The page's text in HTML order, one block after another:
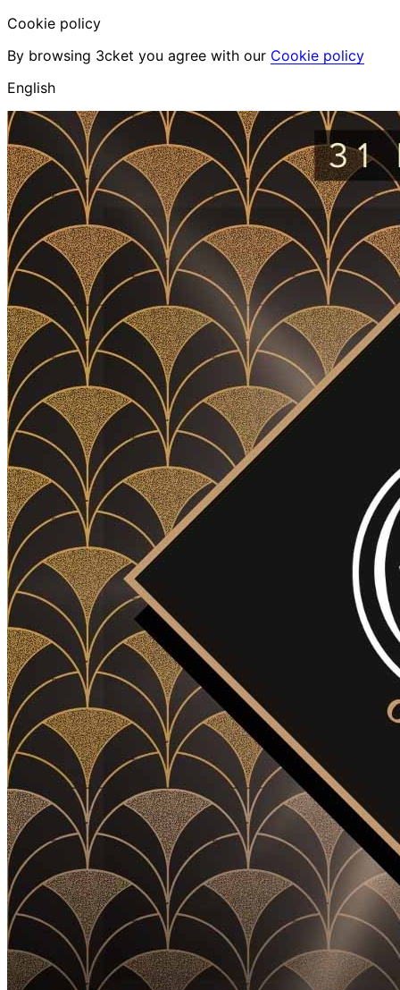
Cookie policy
By browsing 3cket you agree with our Cookie policy
English